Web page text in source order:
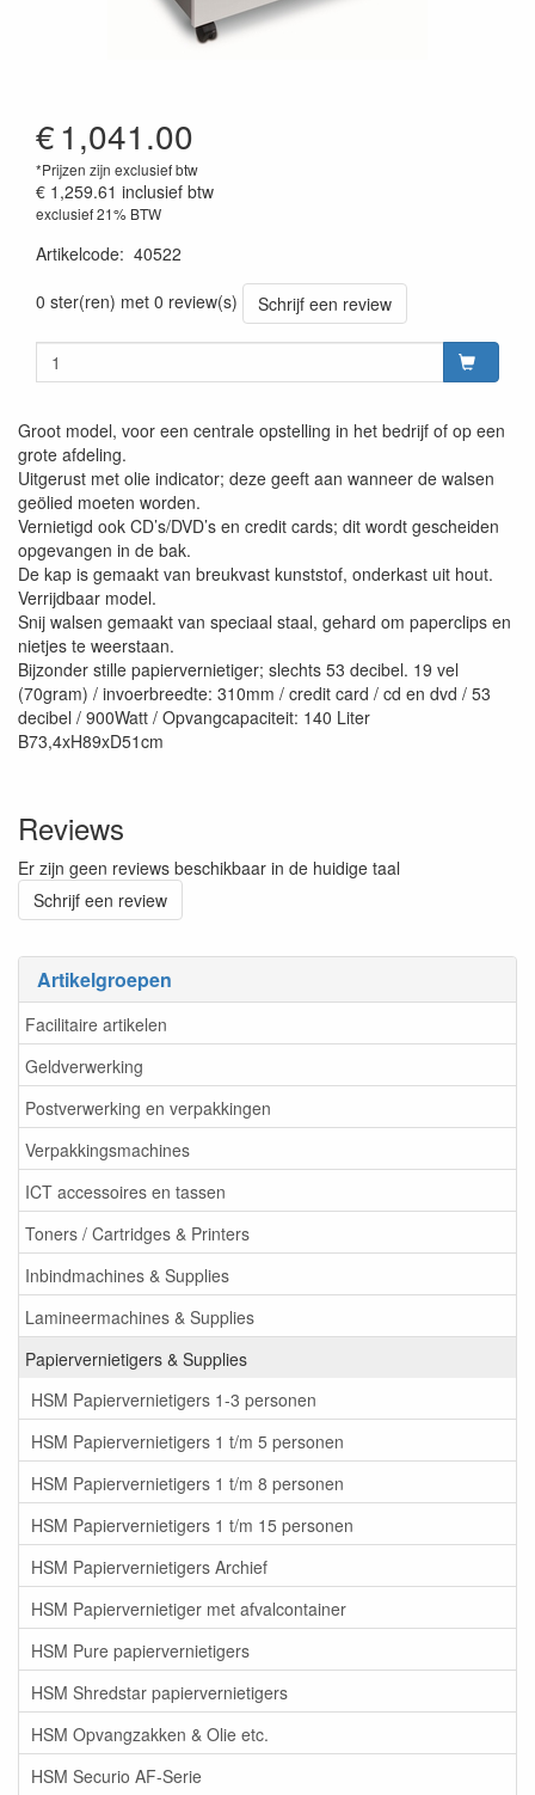
Artikelgroepen
Facilitaire artikelen
Geldverwerking
Postverwerking en verpakkingen
Verpakkingsmachines
ICT accessoires en tassen
Toners / Cartridges & Printers
Inbindmachines & Supplies
Lamineermachines & Supplies
Papiervernietigers & Supplies
HSM Papiervernietigers 1-3 personen
HSM Papiervernietigers 1 t/m 5 personen
HSM Papiervernietigers 1 t/m 8 personen
HSM Papiervernietigers 1 t/m 15 personen
HSM Papiervernietigers Archief
HSM Papiervernietiger met afvalcontainer
HSM Pure papiervernietigers
HSM Shredstar papiervernietigers
HSM Opvangzakken & Olie etc.
HSM Securio AF-Serie
€1,041.00
*Prijzen zijn exclusief btw
€ 1,259.61 inclusief btw
exclusief 21% BTW
Artikelcode: 40522
0 ster(ren) met 0 review(s)
Schrijf een review
Groot model, voor een centrale opstelling in het bedrijf of op een
grote afdeling.
Uitgerust met olie indicator; deze geeft aan wanneer de walsen
geölied moeten worden.
Vernietigd ook CD’s/DVD’s en credit cards; dit wordt gescheiden
opgevangen in de bak.
De kap is gemaakt van breukvast kunststof, onderkast uit hout.
Verrijdbaar model.
Snij walsen gemaakt van speciaal staal, gehard om paperclips en
nietjes te weerstaan.
Bijzonder stille papiervernietiger; slechts 53 decibel. 19 vel
(70gram) / invoerbreedte: 310mm / credit card / cd en dvd / 53
decibel / 900Watt / Opvangcapaciteit: 140 Liter
B73,4xH89xD51cm
Reviews
Er zijn geen reviews beschikbaar in de huidige taal
Schrijf een review